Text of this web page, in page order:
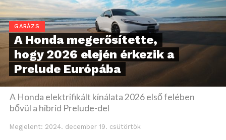
GARÁZS
A Honda megerősítette,
hogy 2026 elején érkezik a
Prelude Európába
A Honda elektrifikált kínálata 2026 első felében
bővül a hibrid Prelude-del
Megjelent: 2024. december 19. csütörtök